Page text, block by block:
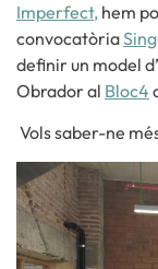
Imperfect, hem
convocatòria
definir un model
Obrador al Bloc4
Vols saber-ne